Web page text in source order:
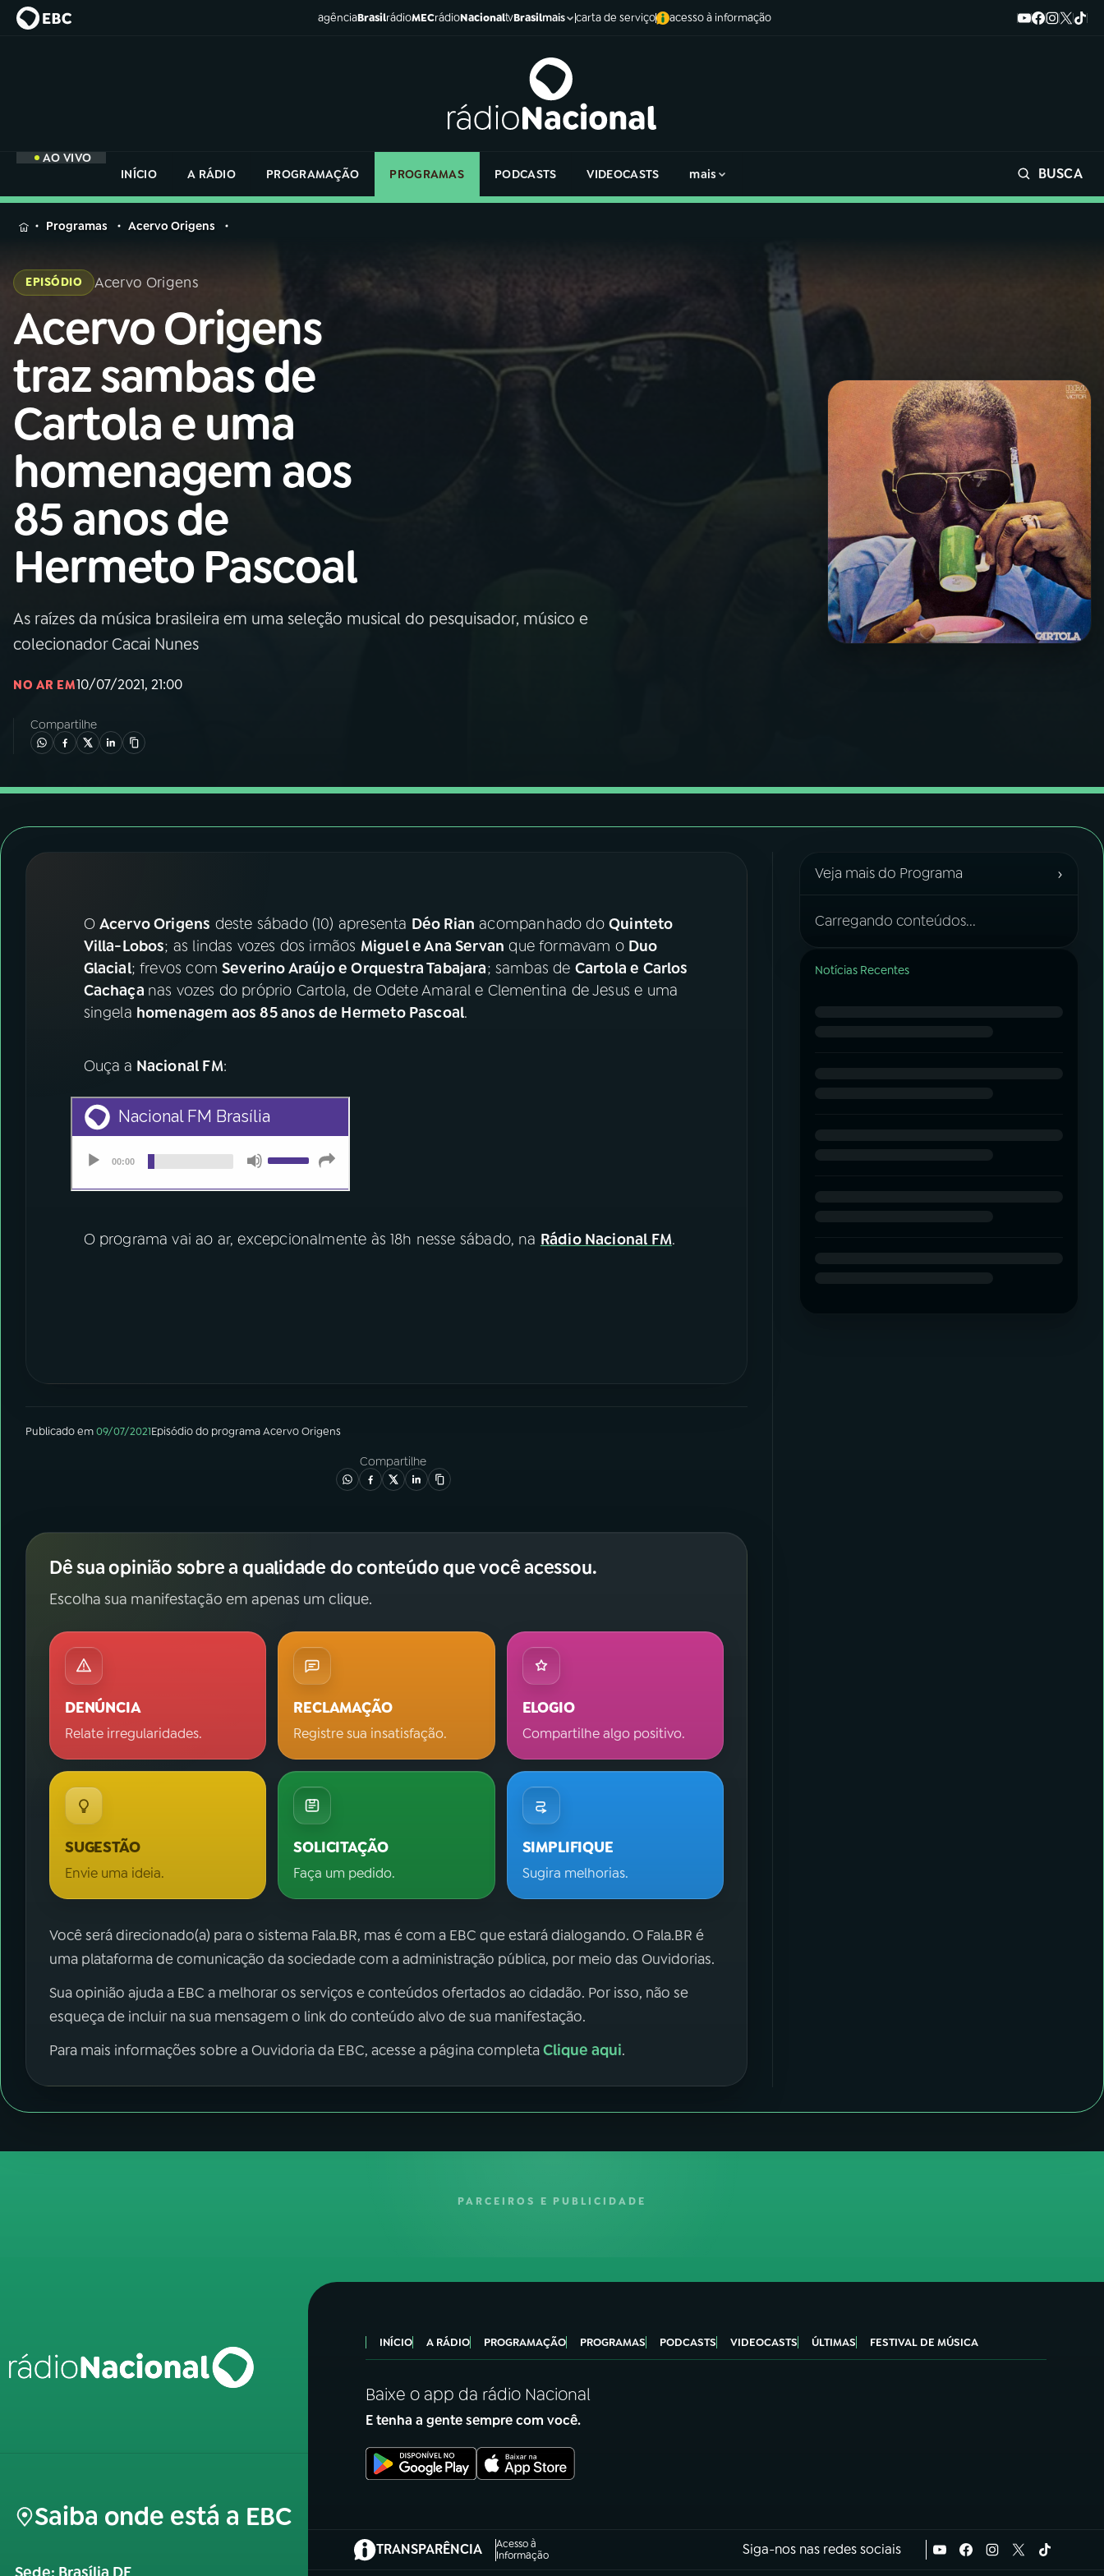
agênciaBrasilrádioMECrádioNacionaltvBrasilmais carta de serviço acesso à informação
AO VIVO
INÍCIO
A RÁDIO PROGRAMAÇÃO PROGRAMAS PODCASTS VIDEOCASTS mais BUSCA
MENU
Buscar
na
Rádio
Nacional
AO VIVO
01 INÍCIO
02A RÁDIO
03 PROGRAMAÇÃO
04PROGRAMAS
06VIDEOCASTS
07 ÚLTIMAS
08FESTIVAL DE MÚSICA
Instagram X
na
Rádio
Programas Acervo Origens
EPISÓDIO Acervo Origens
Acervo Origens
traz sambas de
Cartola e uma
homenagem aos
85 anos de
Hermeto Pascoal
As raízes da música brasileira em uma seleção musical do pesquisador, músico e
colecionador Cacai Nunes
NO AR EM10/07/2021, 21:00
Compartilhe
O Acervo Origens deste sábado (10) apresenta Déo Rian acompanhado do Quinteto
Villa-Lobos; as lindas vozes dos irmãos Miguel e Ana Servan que formavam o Duo
Glacial; frevos comSeverino Araújo e Orquestra Tabajara; sambas de Cartola e Carlos
Cachaça nas vozes do próprio Cartola, de Odete Amaral e Clementina de Jesus e uma
singela homenagem aos 85 anos de Hermeto Pascoal.
Ouça a Nacional FM:
O programa vai ao ar, excepcionalmente às 18h nesse sábado, na Rádio Nacional FM.
Publicado em09/07/2021Episódiodo programaAcervo Origens
Compartilhe
Dê sua opinião sobre a qualidade do conteúdo que você acessou.
Escolha sua manifestação em apenas um clique.
DENÚNCIA
Relate irregularidades.
RECLAMAÇÃO
Registre sua insatisfação.
ELOGIO
Compartilhe algo positivo.
SUGESTÃO
Envie uma ideia.
SOLICITAÇÃO
Faça um pedido.
SIMPLIFIQUE
Sugira melhorias.
Você será direcionado(a) para o sistema Fala.BR, mas é com a EBC que estará dialogando. O Fala.BR é
uma plataforma de comunicação da sociedade com a administração pública, por meio das Ouvidorias.
Sua opinião ajuda a EBC a melhorar os serviços e conteúdos ofertados ao cidadão. Por isso, não se
esqueça de incluir na sua mensagem o link do conteúdo alvo de sua manifestação.
Para mais informações sobre a Ouvidoria da EBC, acesse a página completaClique aqui.
Veja mais do Programa ›
Carregando conteúdos...
Notícias Recentes
PARCEIROS E PUBLICIDADE
Saiba onde está a EBC
INÍCIO A RÁDIO PROGRAMAÇÃO PROGRAMAS PODCASTS VIDEOCASTS ÚLTIMAS FESTIVAL DE MÚSICA
Baixe o app da rádio Nacional
E tenha a gente sempre com você.
TRANSPARÊNCIA
Acesso à
Informação
(abre em nova aba) Siga-nos nas redes sociais